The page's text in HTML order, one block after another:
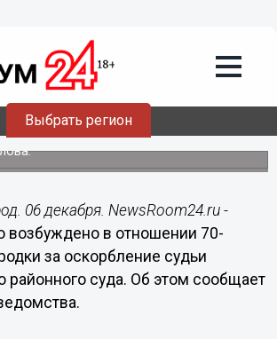
Выбрать регион
возбуждено в
летней нижегородки за
судьи
в адрес судьи нецензурные и
06 декабря. NewsRoom24.ru -
возбуждено в отношении 70-
за оскорбление судьи
районного суда. Об этом сообщает